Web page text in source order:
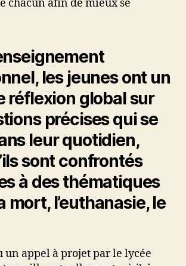
chacun afin de mieux se
les jeunes ont un
réflexion global sur
précises qui se
leur quotidien,
sont confrontés
à des thématiques
mort, l’euthanasie, le
un appel à projet par le lycée